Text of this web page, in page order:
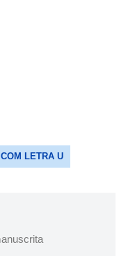
LETRA U